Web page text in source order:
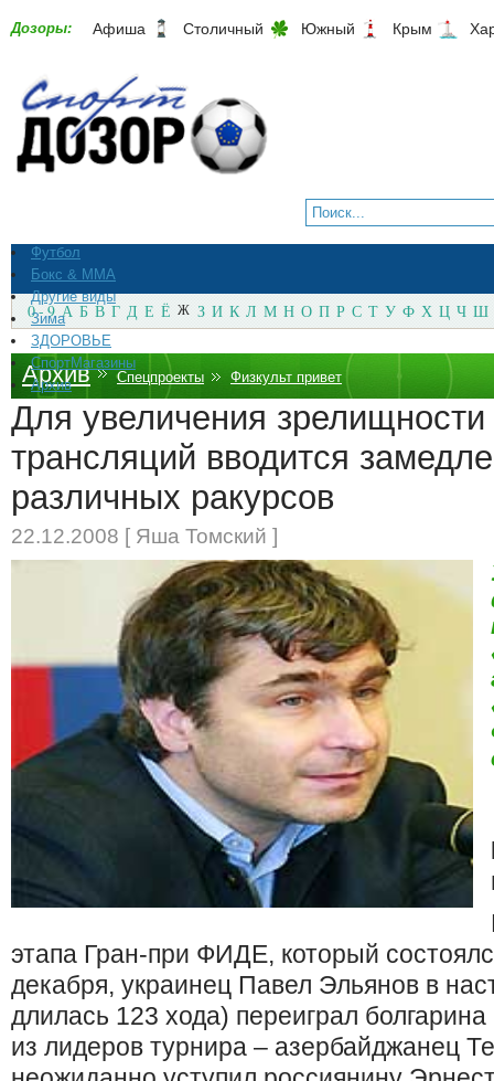
Дозоры: Афиша Столичный Южный Крым
Футбол
Бокс & ММА
Другие виды
Зима
ЗДОРОВЬЕ
СпортМагазины
Архив
0 - 9 А Б В Г Д Е Ё Ж З И К Л М Н О П Р С Т У Ф Х Ц Ч Ш
Архив Спецпроекты Физкульт привет
Для увеличения
трансляций вводится
различных ракурсов
22.12.2008 [ Яша Томский ]
этапа Гран-при ФИДЕ, который
декабря, украинец Павел Эльянов в
длилась 123 хода) переиграл
из лидеров турнира – азербайджанец